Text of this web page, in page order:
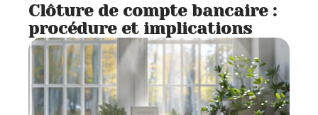
Clôture de compte bancaire :
procédure et implications